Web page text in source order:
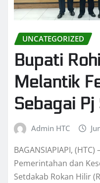
UNCATEGORIZED
Bupati
Melantik
Sebagai Pj
Admin HTC
BAGANSIAPIAPI,
Pemerintahan dan
Setdakab Rokan Hilir